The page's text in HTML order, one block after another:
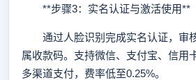
**步骤3：实名认证与激活使用**
通过人脸识别完成实名认证，审
属收款码。支持微信、支付宝、信用
多渠道支付，费率低至0.25%。